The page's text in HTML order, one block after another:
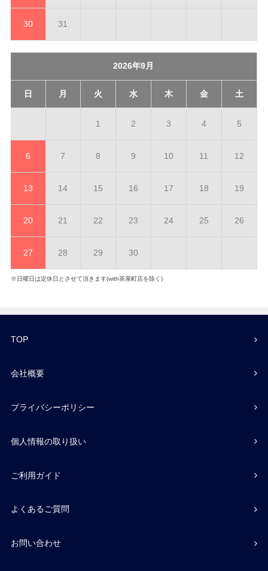
30 31
2026年9月
日 月 火 水 木 金 土
1 2 3 4 5
6 7 8 9 10 11 12
13 14 15 16 17 18 19
20 21 22 23 24 25 26
27 28 29 30
※日曜日は定休日とさせて頂きます(with茶屋町店を除く)
TOP
会社概要
プライバシーポリシー
個人情報の取り扱い
ご利用ガイド
よくあるご質問
お問い合わせ